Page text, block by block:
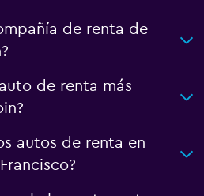
de renta de
de renta más
autos de renta en